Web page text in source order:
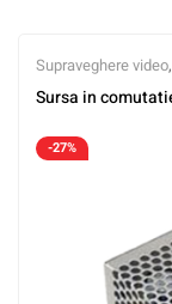
Supraveghere video,
Sursa in
-27%